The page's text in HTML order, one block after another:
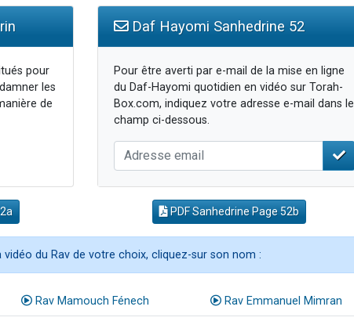
pour
les
de
Daf Hayomi Sanhedrine 52
Pour être averti par e-mail de la mise en ligne
du Daf-Hayomi quotidien en vidéo sur Torah-
Box.com, indiquez votre adresse e-mail dans le
champ ci-dessous.
PDF Sanhedrine Page 52b
vidéo du Rav de votre choix, cliquez-sur son nom :
Rav Mamouch Fénech Rav Emmanuel Mimran